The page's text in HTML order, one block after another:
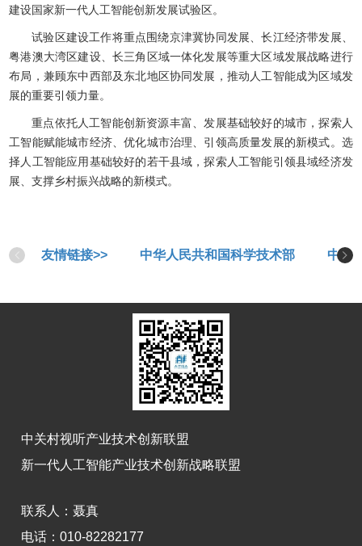
建设国家新一代人工智能创新发展试验区。
试验区建设工作将重点围绕京津冀协同发展、长江经济带发展、
粤港澳大湾区建设、长三角区域一体化发展等重大区域发展战略进行
布局，兼顾东中西部及东北地区协同发展，推动人工智能成为区域发
展的重要引领力量。
重点依托人工智能创新资源丰富、发展基础较好的城市，探索人
工智能赋能城市经济、优化城市治理、引领高质量发展的新模式。选
择人工智能应用基础较好的若干县域，探索人工智能引领县域经济发
展、支撑乡村振兴战略的新模式。
友情链接>> 中华人民共和国科学技术部 中华
中关村视听产业技术创新联盟
新一代人工智能产业技术创新战略联盟
联系人：聂真
电话：010-82282177